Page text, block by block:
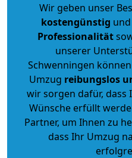
Wir geben unser
kostengünstig
Professionalität
unserer
Schwenningen
Umzug reibungslos
wir sorgen dafür,
Wünsche erfüllt
Partner, um Ihnen zu
dass Ihr Umzug